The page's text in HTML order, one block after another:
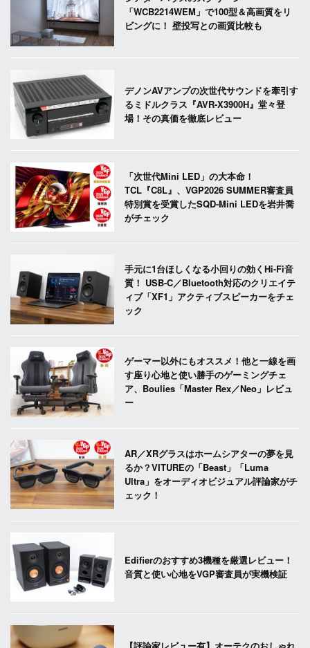
「WCB2214WEM」で100型＆高画質をリ
ビングに！ 壁投写との画質比較も
デノンAVアンプの次世代サウンドを牽引す
るミドルクラス『AVR-X3900H』堂々登
場！その真価を徹底レビュー
「次世代Mini LED」の大本命！
TCL『C8L』、VGP2026 SUMMER審査員
特別賞を受賞したSQD-Mini LEDを岩井喬
がチェック
手元に1台ほしくなる小回りの効くHi-Fi音
質！ USB-C／Bluetooth対応のクリエイテ
ィブ「XF1」アクティブスピーカーをチェ
ック
ゲーマー以外にもオススメ！他と一線を画
す座り心地と使い勝手のゲーミングチェ
ア、Boulies「Master Rex／Neo」レビュ
ー
AR／XRグラスはホームシアターの夢を見
るか？VITUREの「Beast」「Luma
Ultra」をオーディオビジュアル評論家がチ
ェック！
Edifierのおすすめ3機種を厳選レビュー！
音質と使い心地をVGP審査員が実機検証